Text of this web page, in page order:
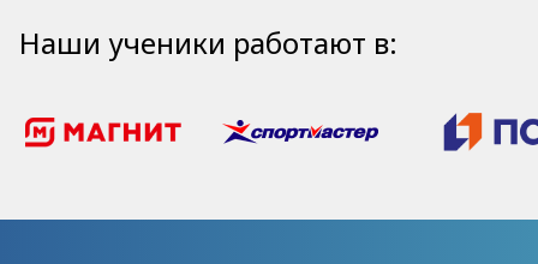
Наши ученики работают в: